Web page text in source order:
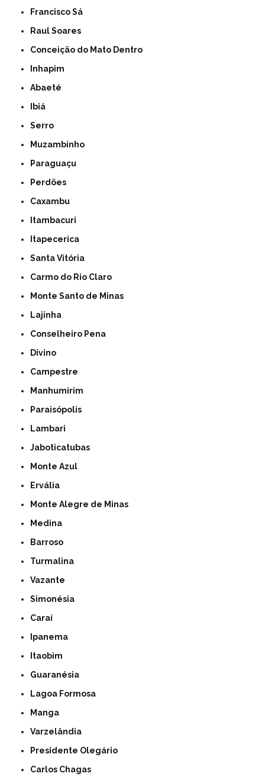
Francisco Sá
Raul Soares
Conceição do Mato Dentro
Inhapim
Abaeté
Ibiá
Serro
Muzambinho
Paraguaçu
Perdões
Caxambu
Itambacuri
Itapecerica
Santa Vitória
Carmo do Rio Claro
Monte Santo de Minas
Lajinha
Conselheiro Pena
Divino
Campestre
Manhumirim
Paraisópolis
Lambari
Jaboticatubas
Monte Azul
Ervália
Monte Alegre de Minas
Medina
Barroso
Turmalina
Vazante
Simonésia
Caraí
Ipanema
Itaobim
Guaranésia
Lagoa Formosa
Manga
Varzelândia
Presidente Olegário
Carlos Chagas